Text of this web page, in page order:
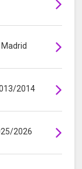
2014
2026